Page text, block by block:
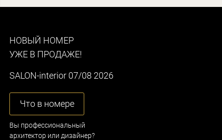
НОВЫЙ НОМЕР
УЖЕ В ПРОДАЖЕ!
SALON-interior 07/08 2026
Что в номере
Вы профессиональный
архитектор или дизайнер?